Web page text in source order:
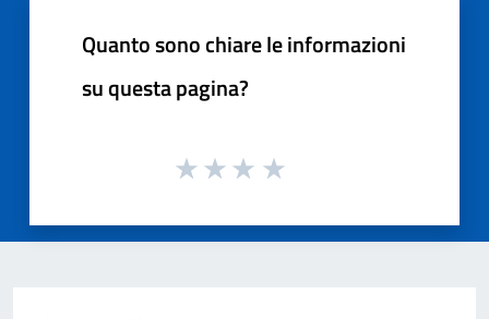
Quanto sono chiare le informazioni
su questa pagina?